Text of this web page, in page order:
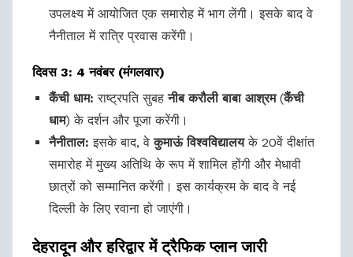
उपलक्ष्य में आयोजित एक समारोह में भाग लेंगी। इसके बाद वे
नैनीताल में रात्रि प्रवास करेंगी।
दिवस 3: 4 नवंबर (मंगलवार)
कैंची धाम: राष्ट्रपति सुबहनीब करौली बाबा आश्रम(कैंची
धाम) के दर्शन और पूजा करेंगी।
नैनीताल: इसके बाद, वेकुमाऊं विश्वविद्यालयके 20वें दीक्षांत
समारोह में मुख्य अतिथि के रूप में शामिल होंगी और मेधावी
छात्रों को सम्मानित करेंगी। इस कार्यक्रम के बाद वे नई
दिल्ली के लिए रवाना हो जाएंगी।
देहरादून और हरिद्वार में ट्रैफिक प्लान जारी